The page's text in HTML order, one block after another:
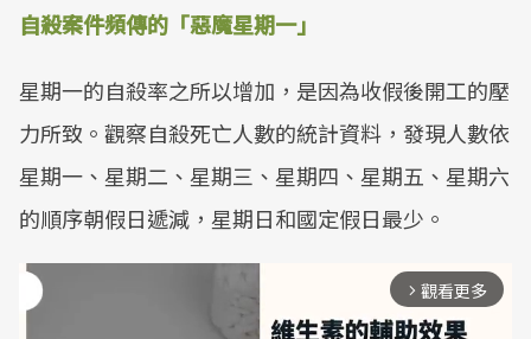
自殺案件頻傳的「惡魔星期一」
星期一的自殺率之所以增加，是因為收假後開工的壓
力所致。觀察自殺死亡人數的統計資料，發現人數依
星期一、星期二、星期三、星期四、星期五、星期六
的順序朝假日遞減，星期日和國定假日最少。
arrow_forward_ios 觀看更多